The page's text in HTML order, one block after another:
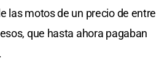
las motos de un precio de entre
que hasta ahora pagaban